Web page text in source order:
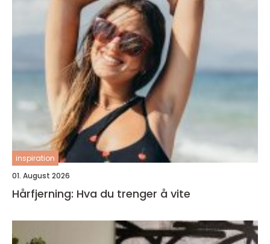
inspiration
01. August 2026
Hårfjerning: Hva du trenger å vite